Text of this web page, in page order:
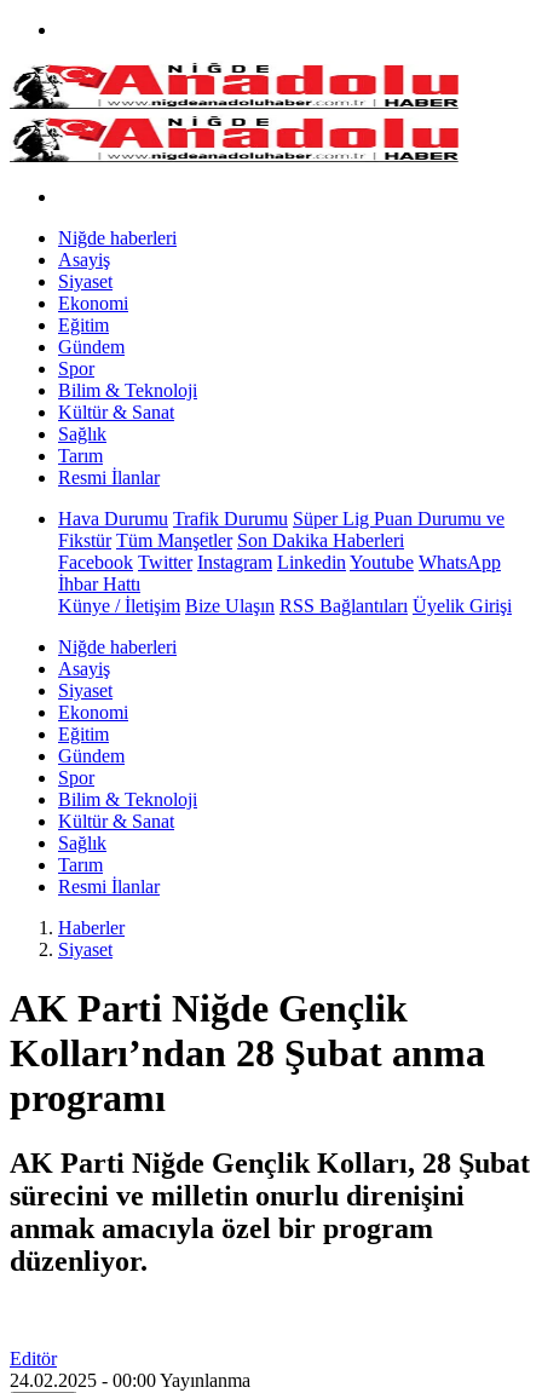
Niğde haberleri
Asayiş
Siyaset
Ekonomi
Eğitim
Gündem
Spor
Bilim & Teknoloji
Kültür & Sanat
Sağlık
Tarım
Resmi İlanlar
Hava Durumu Trafik Durumu Süper Lig Puan Durumu ve
Fikstür Tüm Manşetler Son Dakika Haberleri
Facebook Twitter Instagram Linkedin Youtube WhatsApp
İhbar Hattı
Künye / İletişim Bize Ulaşın RSS Bağlantıları Üyelik Girişi
Niğde haberleri
Asayiş
Siyaset
Ekonomi
Eğitim
Gündem
Spor
Bilim & Teknoloji
Kültür & Sanat
Sağlık
Tarım
Resmi İlanlar
Haberler
Siyaset
AK Parti Niğde Gençlik
Kolları’ndan 28 Şubat anma
programı
AK Parti Niğde Gençlik Kolları, 28 Şubat
sürecini ve milletin onurlu direnişini
anmak amacıyla özel bir program
düzenliyor.
Editör
24.02.2025 - 00:00Yayınlanma